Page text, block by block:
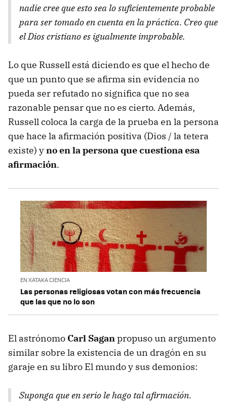
nadie cree que esto sea lo suficientemente probable
para ser tomado en cuenta en la práctica. Creo que
el Dios cristiano es igualmente improbable.
Lo que Russell está diciendo es que el hecho de
que un punto que se afirma sin evidencia no
pueda ser refutado no significa que no sea
razonable pensar que no es cierto. Además,
Russell coloca la carga de la prueba en la persona
que hace la afirmación positiva (Dios / la tetera
existe) yno en la persona que cuestiona esa
afirmación.
EN XATAKA CIENCIA
Las personas religiosas votan con más frecuencia
que las que no lo son
El astrónomo Carl Saganpropuso un argumento
similar sobre la existencia de un dragón en su
garaje en su libro El mundo y sus demonios:
Suponga que en serio le hago tal afirmación.